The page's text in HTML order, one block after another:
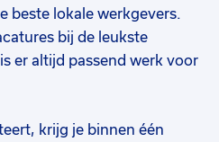
beste lokale werkgevers.
bij de leukste
er altijd passend werk voor
krijg je binnen één